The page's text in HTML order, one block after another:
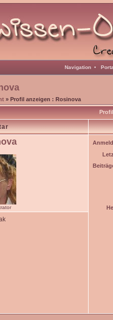
Navigation •
» Profil anzeigen : Rosinova